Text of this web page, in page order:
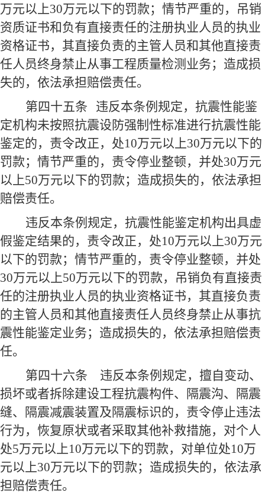
万元以上30万元以下的罚款；情节严重的，吊销
资质证书和负有直接责任的注册执业人员的执业
资格证书，其直接负责的主管人员和其他直接责
任人员终身禁止从事工程质量检测业务；造成损
失的，依法承担赔偿责任。
第四十五条
违反本条例规定，抗震性能鉴
定机构未按照抗震设防强制性标准进行抗震性能
鉴定的，责令改正，处10万元以上30万元以下的
罚款；情节严重的，责令停业整顿，并处30万元
以上50万元以下的罚款；造成损失的，依法承担
赔偿责任。
违反本条例规定，抗震性能鉴定机构出具虚
假鉴定结果的，责令改正，处10万元以上30万元
以下的罚款；情节严重的，责令停业整顿，并处
30万元以上50万元以下的罚款，吊销负有直接责
任的注册执业人员的执业资格证书，其直接负责
的主管人员和其他直接责任人员终身禁止从事抗
震性能鉴定业务；造成损失的，依法承担赔偿责
任。
第四十六条 违反本条例规定，擅自变动、
损坏或者拆除建设工程抗震构件、隔震沟、隔震
缝、隔震减震装置及隔震标识的，责令停止违法
行为，恢复原状或者采取其他补救措施，对个人
处5万元以上10万元以下的罚款，对单位处10万
元以上30万元以下的罚款；造成损失的，依法承
担赔偿责任。